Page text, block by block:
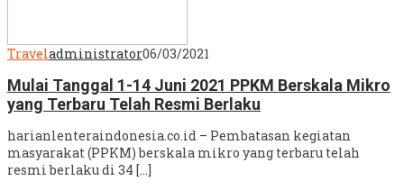
Traveladministrator06/03/2021
Mulai Tanggal 1-14 Juni 2021 PPKM Berskala Mikro
yang Terbaru Telah Resmi Berlaku
harianlenteraindonesia.co.id – Pembatasan kegiatan
masyarakat (PPKM) berskala mikro yang terbaru telah
resmi berlaku di 34 […]